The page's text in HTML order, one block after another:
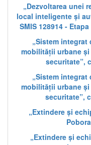
„Dezvoltarea unei
local inteligente și
SMIS 128914 -
„Sistem
mobilității urbane
securitate”,
„Sistem
mobilității urbane
securitate”,
„Extindere și
„Extindere și